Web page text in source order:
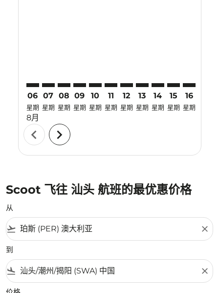
06
星期
8月
07
星期
08
星期
09
星期
10
星期
11
星期
12
星期
13
星期
14
星期
15
星期
16
星期
chevron_left chevron_right
Scoot 飞往 汕头 航班的最优惠价格
从
flight_takeoff close
到
flight_land close